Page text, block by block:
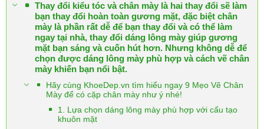
Thay đổi kiểu tóc và chân mày là hai thay đổi sẽ làm
bạn thay đổi hoàn toàn gương mặt, đặc biệt chân
mày là phần rất dễ để bạn thay đổi và có thể làm
ngay tại nhà, thay đổi dáng lông mày giúp gương
mặt bạn sáng và cuốn hút hơn. Nhưng không dễ để
chọn được dáng lông mày phù hợp và cách vẽ chân
mày khiến bạn nổi bật.
Hãy cùng KhoeDep.vn tìm hiểu ngay 9 Mẹo Vẽ Chân
Mày để có cặp chân mày như ý nhé!
1. Lựa chọn dáng lông mày phù hợp với cấu tạo
khuôn mặt